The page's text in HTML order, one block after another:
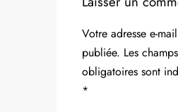
Votre adresse e-
publiée. Les champs
obligatoires sont
*